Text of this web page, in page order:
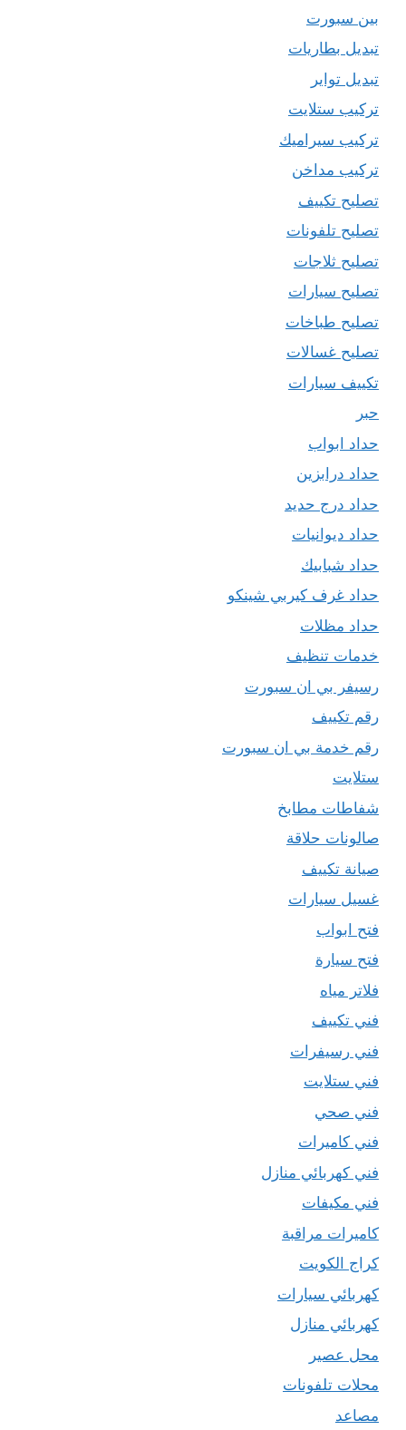
بين سبورت
تبديل بطاريات
تبديل تواير
تركيب ستلايت
تركيب سيراميك
تركيب مداخن
تصليح تكييف
تصليح تلفونات
تصليح ثلاجات
تصليح سيارات
تصليح طباخات
تصليح غسالات
تكييف سيارات
حبر
حداد ابواب
حداد درابزين
حداد درج حديد
حداد ديوانيات
حداد شبابيك
حداد غرف كيربي شينكو
حداد مظلات
خدمات تنظيف
رسيفر بي ان سبورت
رقم تكييف
رقم خدمة بي ان سبورت
ستلايت
شفاطات مطابخ
صالونات حلاقة
صيانة تكييف
غسيل سيارات
فتح ابواب
فتح سيارة
فلاتر مياه
فني تكييف
فني رسيفرات
فني ستلايت
فني صحي
فني كاميرات
فني كهربائي منازل
فني مكيفات
كاميرات مراقبة
كراج الكويت
كهربائي سيارات
كهربائي منازل
محل عصير
محلات تلفونات
مصاعد